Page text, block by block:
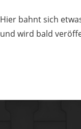
Hier bahnt sich
und wird bald